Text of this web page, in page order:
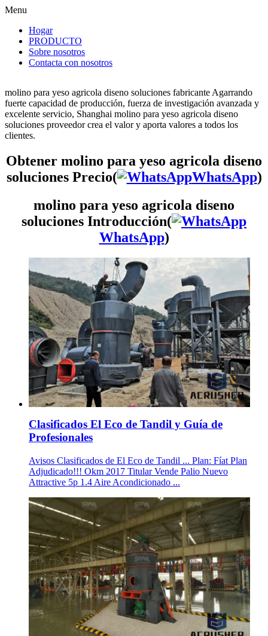
Menu
Hogar
PRODUCTO
Sobre nosotros
Contacta con nosotros
molino para yeso agricola diseno soluciones fabricante Agarrando
fuerte capacidad de producción, fuerza de investigación avanzada y
excelente servicio, Shanghai molino para yeso agricola diseno
soluciones proveedor crea el valor y aporta valores a todos los
clientes.
Obtener molino para yeso agricola diseno
soluciones Precio(
WhatsApp)
molino para yeso agricola diseno
soluciones Introducción(
WhatsApp)
Clasificados El Eco de Tandil y Guía de
Profesionales
Avisos Clasificados de El Eco de Tandil ... Plan: Fíat Plan
Adjudicado!!! Okm 2017 Titular Vende Palio Nuevo
Attractive 5p 1.4 Aire Acondicionado ...